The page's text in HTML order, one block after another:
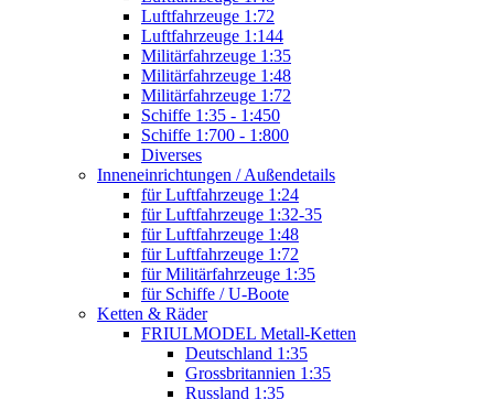
Luftfahrzeuge 1:72
Luftfahrzeuge 1:144
Militärfahrzeuge 1:35
Militärfahrzeuge 1:48
Militärfahrzeuge 1:72
Schiffe 1:35 - 1:450
Schiffe 1:700 - 1:800
Diverses
Inneneinrichtungen / Außendetails
für Luftfahrzeuge 1:24
für Luftfahrzeuge 1:32-35
für Luftfahrzeuge 1:48
für Luftfahrzeuge 1:72
für Militärfahrzeuge 1:35
für Schiffe / U-Boote
Ketten & Räder
FRIULMODEL Metall-Ketten
Deutschland 1:35
Grossbritannien 1:35
Russland 1:35